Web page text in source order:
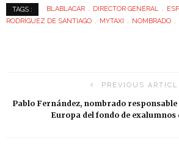
TAGS : BLABLACAR DIRECTOR GENERAL
RODRÍGUEZ DE SANTIAGO
MYTAXI NOMBRADO
PREVIOUS
Pablo Fernández, nombrado responsable
Europa del fondo de exalumnos